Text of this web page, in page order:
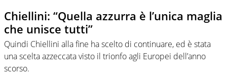
Chiellini: “Quella azzurra è l’unica maglia
che unisce tutti”
Quindi Chiellini alla fine ha scelto di continuare, ed è stata
una scelta azzeccata visto il trionfo agli Europei dell’anno
scorso.